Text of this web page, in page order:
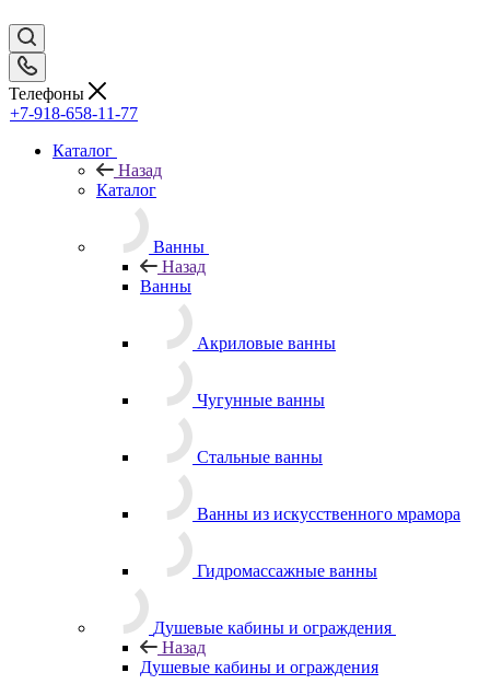
Телефоны
+7-918-658-11-77
Каталог
Назад
Каталог
Ванны
Назад
Ванны
Акриловые ванны
Чугунные ванны
Стальные ванны
Ванны из искусственного мрамора
Гидромассажные ванны
Душевые кабины и ограждения
Назад
Душевые кабины и ограждения